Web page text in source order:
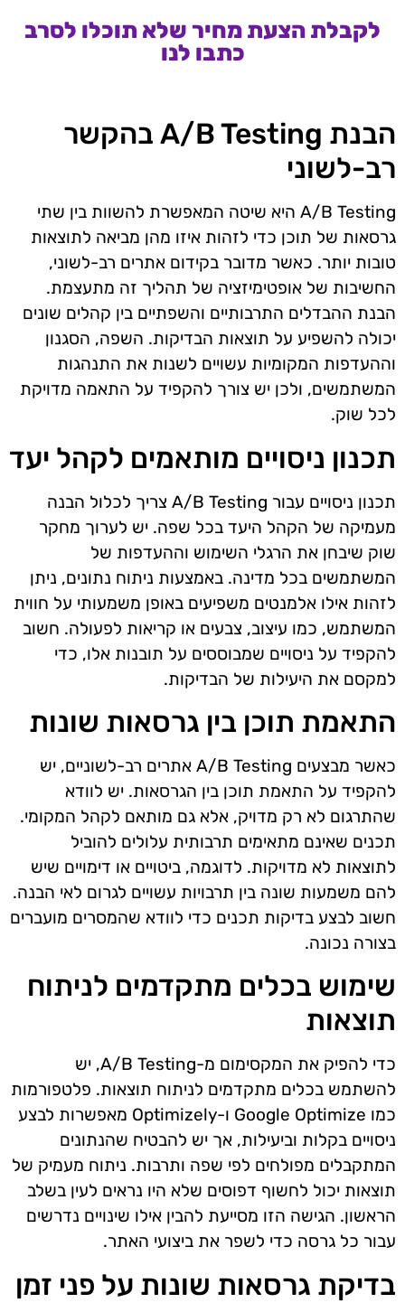
לקבלת הצעת מחיר שלא תוכלו לסרב
כתבו לנו
הבנת A/B Testing בהקשר
רב-לשוני
A/B Testing היא שיטה המאפשרת להשוות בין שתי
גרסאות של תוכן כדי לזהות איזו מהן מביאה לתוצאות
טובות יותר. כאשר מדובר בקידום אתרים רב-לשוני,
החשיבות של אופטימיזציה של תהליך זה מתעצמת.
הבנת ההבדלים התרבותיים והשפתיים בין קהלים שונים
יכולה להשפיע על תוצאות הבדיקות. השפה, הסגנון
וההעדפות המקומיות עשויים לשנות את התנהגות
המשתמשים, ולכן יש צורך להקפיד על התאמה מדויקת
לכל שוק.
תכנון ניסויים מותאמים לקהל יעד
תכנון ניסויים עבור A/B Testing צריך לכלול הבנה
מעמיקה של הקהל היעד בכל שפה. יש לערוך מחקר
שוק שיבחן את הרגלי השימוש וההעדפות של
המשתמשים בכל מדינה. באמצעות ניתוח נתונים, ניתן
לזהות אילו אלמנטים משפיעים באופן משמעותי על חווית
המשתמש, כמו עיצוב, צבעים או קריאות לפעולה. חשוב
להקפיד על ניסויים שמבוססים על תובנות אלו, כדי
למקסם את היעילות של הבדיקות.
התאמת תוכן בין גרסאות שונות
כאשר מבצעים A/B Testing אתרים רב-לשוניים, יש
להקפיד על התאמת תוכן בין הגרסאות. יש לוודא
שהתרגום לא רק מדויק, אלא גם מותאם לקהל המקומי.
תכנים שאינם מתאימים תרבותית עלולים להוביל
לתוצאות לא מדויקות. לדוגמה, ביטויים או דימויים שיש
להם משמעות שונה בין תרבויות עשויים לגרום לאי הבנה.
חשוב לבצע בדיקות תכנים כדי לוודא שהמסרים מועברים
בצורה נכונה.
שימוש בכלים מתקדמים לניתוח
תוצאות
כדי להפיק את המקסימום מ-A/B Testing, יש
להשתמש בכלים מתקדמים לניתוח תוצאות. פלטפורמות
כמו Google Optimize ו-Optimizely מאפשרות לבצע
ניסויים בקלות וביעילות, אך יש להבטיח שהנתונים
המתקבלים מפולחים לפי שפה ותרבות. ניתוח מעמיק של
תוצאות יכול לחשוף דפוסים שלא היו נראים לעין בשלב
הראשון. הגישה הזו מסייעת להבין אילו שינויים נדרשים
עבור כל גרסה כדי לשפר את ביצועי האתר.
בדיקת גרסאות שונות על פני זמן